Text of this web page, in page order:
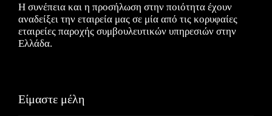
Η συνέπεια και η προσήλωση στην ποιότητα έχουν
αναδείξει την εταιρεία μας σε μία από τις κορυφαίες
εταιρείες παροχής συμβουλευτικών υπηρεσιών στην
Ελλάδα.
Είμαστε μέλη